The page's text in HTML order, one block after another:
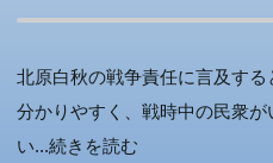
常者のマッチメイクで「清
返し、世間の度肝を抜いた
笑いの快進撃を描くノンフ
たり、20年後の新たなあと
鮮烈にスケッチする、俳句
た…。一度読んだら必ず宝物
うな物語は、刊行後六十年
なの心をつかんで離さない
さまを、優しい日本語でよみ
ます。
フト部・実果、野球部ユー
それでわたしは、わたしの
新皇将門とその時代を描き,
ます。
て反乱を起こし、人類抹殺
ます。
北原白秋の戦争責任に言及す
分かりやすく、戦時中の民衆
い...続きを読む
ます。
ます。
り、生き物の世界像を知る
ます。
ます。
ます。
不思議な魅力にとりつかれ
が描かれる前半と、後半の
的で、“我執”の主題を抑制
期三部作の終局をなす秀作で
遂に自分の城で王を暗殺。
ます。
に檸檬一つを置いてくる。現